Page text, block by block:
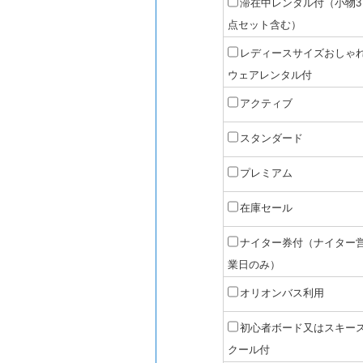
滞在中レンタル付（小物3
点セット含む）
レディースサイズおしゃ
ウェアレンタル付
アクティブ
スタンダード
プレミアム
在庫セール
ナイター券付（ナイター
業日のみ）
オリオンバス利用
初心者ボード又はスキー
クール付